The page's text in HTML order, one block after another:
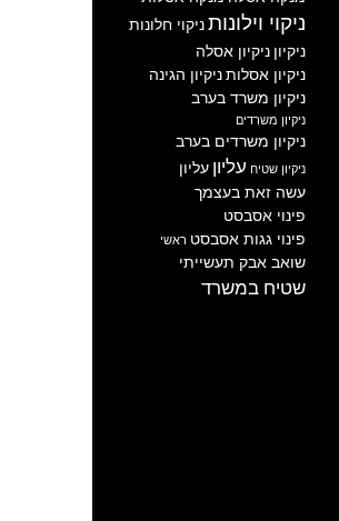
ניקוי וילונות ניקוי חלונות
ניקיון ניקיון אסלה
ניקיון אסלות ניקיון הגינה
ניקיון משרד בערב
ניקיון משרדים
ניקיון משרדים בערב
ניקיון שטיח עליון עליון
עשה זאת בעצמך
פינוי אסבסט
פינוי גגות אסבסט ראשי
שואב אבק תעשייתי
שטיח במשרד